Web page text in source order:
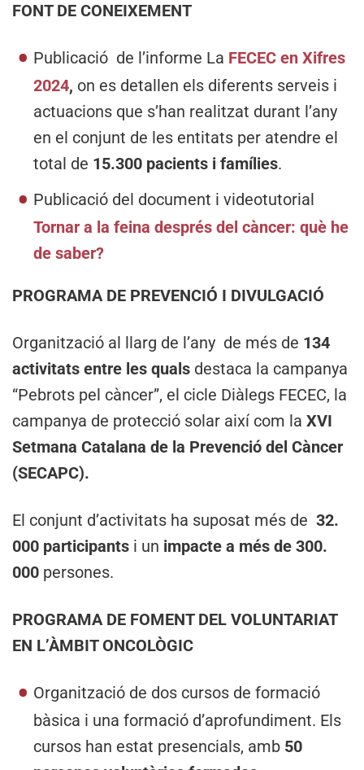
FONT DE CONEIXEMENT
Publicació de l’informe La FECEC en Xifres
2024, on es detallen els diferents serveis i
actuacions que s’han realitzat durant l’any
en el conjunt de les entitats per atendre el
total de 15.300 pacients i famílies.
Publicació del document i videotutorial
Tornar a la feina després del càncer: què he
de saber?
PROGRAMA DE PREVENCIÓ I DIVULGACIÓ
Organització al llarg de l’any de més de 134
activitats entre les quals destaca la campanya
“Pebrots pel càncer”, el cicle Diàlegs FECEC, la
campanya de protecció solar així com la XVI
Setmana Catalana de la Prevenció del Càncer
(SECAPC).
El conjunt d’activitats ha suposat més de 32.
000 participants i un impacte a més de 300.
000 persones.
PROGRAMA DE FOMENT DEL VOLUNTARIAT
EN L’ÀMBIT ONCOLÒGIC
Organització de dos cursos de formació
bàsica i una formació d’aprofundiment. Els
cursos han estat presencials, amb 50